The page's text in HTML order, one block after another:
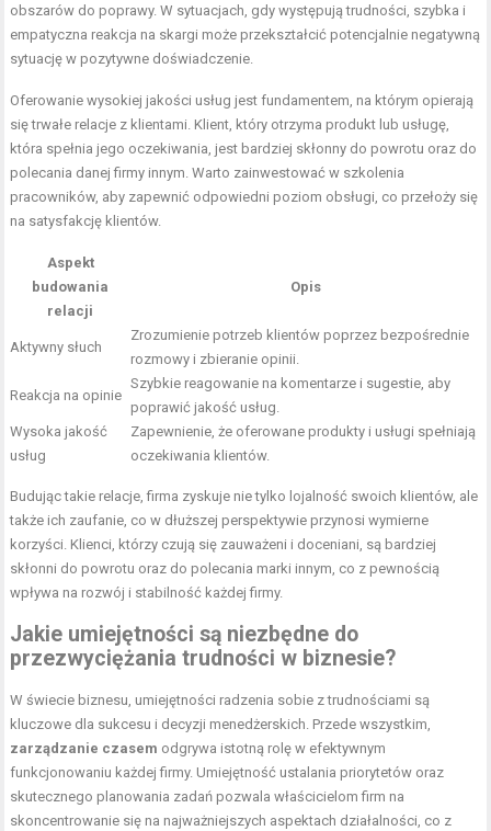
obszarów do poprawy. W sytuacjach, gdy występują trudności, szybka i
empatyczna reakcja na skargi może przekształcić potencjalnie negatywną
sytuację w pozytywne doświadczenie.
Oferowanie wysokiej jakości usług jest fundamentem, na którym opierają
się trwałe relacje z klientami. Klient, który otrzyma produkt lub usługę,
która spełnia jego oczekiwania, jest bardziej skłonny do powrotu oraz do
polecania danej firmy innym. Warto zainwestować w szkolenia
pracowników, aby zapewnić odpowiedni poziom obsługi, co przełoży się
na satysfakcję klientów.
Aspekt
budowania
relacji
Opis
Aktywny słuch
Zrozumienie potrzeb klientów poprzez bezpośrednie
rozmowy i zbieranie opinii.
Reakcja na opinie
Szybkie reagowanie na komentarze i sugestie, aby
poprawić jakość usług.
Wysoka jakość
usług
Zapewnienie, że oferowane produkty i usługi spełniają
oczekiwania klientów.
Budując takie relacje, firma zyskuje nie tylko lojalność swoich klientów, ale
także ich zaufanie, co w dłuższej perspektywie przynosi wymierne
korzyści. Klienci, którzy czują się zauważeni i doceniani, są bardziej
skłonni do powrotu oraz do polecania marki innym, co z pewnością
wpływa na rozwój i stabilność każdej firmy.
Jakie umiejętności są niezbędne do
przezwyciężania trudności w biznesie?
W świecie biznesu, umiejętności radzenia sobie z trudnościami są
kluczowe dla sukcesu i decyzji menedżerskich. Przede wszystkim,
zarządzanie czasem odgrywa istotną rolę w efektywnym
funkcjonowaniu każdej firmy. Umiejętność ustalania priorytetów oraz
skutecznego planowania zadań pozwala właścicielom firm na
skoncentrowanie się na najważniejszych aspektach działalności, co z